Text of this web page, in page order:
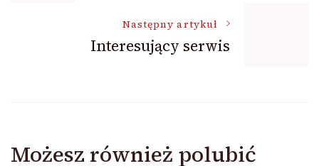
Następny artykuł
Interesujący serwis
Możesz również polubić